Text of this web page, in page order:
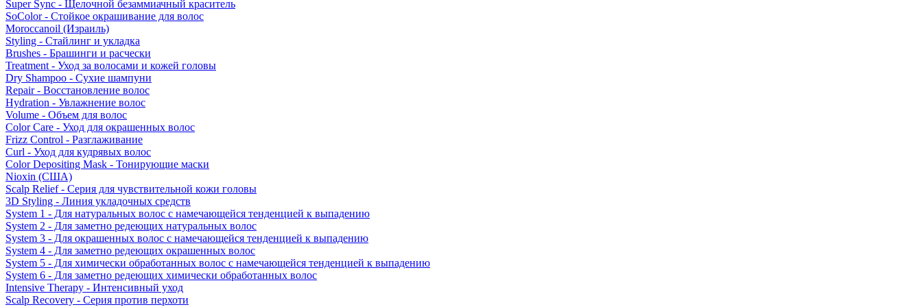
Super Sync - Щелочной безаммиачный краситель
SoColor - Стойкое окрашивание для волос
Moroccanoil (Израиль)
Styling - Стайлинг и укладка
Brushes - Брашинги и расчески
Treatment - Уход за волосами и кожей головы
Dry Shampoo - Сухие шампуни
Repair - Восстановление волос
Hydration - Увлажнение волос
Volume - Объем для волос
Color Care - Уход для окрашенных волос
Frizz Control - Разглаживание
Curl - Уход для кудрявых волос
Color Depositing Mask - Тонирующие маски
Nioxin (США)
Scalp Relief - Серия для чувствительной кожи головы
3D Styling - Линия укладочных средств
System 1 - Для натуральных волос с намечающейся тенденцией к выпадению
System 2 - Для заметно редеющих натуральных волос
System 3 - Для окрашенных волос с намечающейся тенденцией к выпадению
System 4 - Для заметно редеющих окрашенных волос
System 5 - Для химически обработанных волос с намечающейся тенденцией к выпадению
System 6 - Для заметно редеющих химически обработанных волос
Intensive Therapy - Интенсивный уход
Scalp Recovery - Серия против перхоти